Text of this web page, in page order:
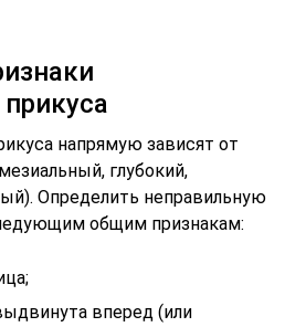
напрямую зависят от
глубокий,
Определить неправильную
общим признакам:
вперед (или